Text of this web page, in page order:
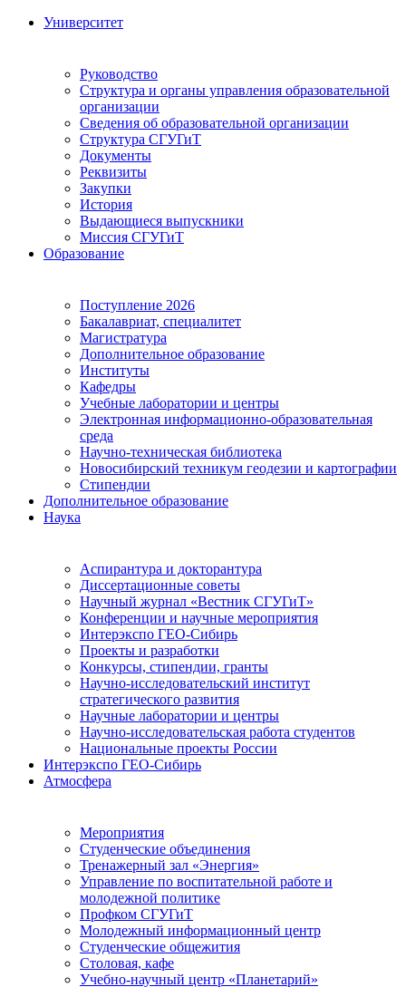
Университет
Руководство
Структура и органы управления образовательной
организации
Сведения об образовательной организации
Структура СГУГиТ
Документы
Реквизиты
Закупки
История
Выдающиеся выпускники
Миссия СГУГиТ
Образование
Поступление 2026
Бакалавриат, специалитет
Магистратура
Дополнительное образование
Институты
Кафедры
Учебные лаборатории и центры
Электронная информационно-образовательная
среда
Научно-техническая библиотека
Новосибирский техникум геодезии и картографии
Стипендии
Дополнительное образование
Наука
Аспирантура и докторантура
Диссертационные советы
Научный журнал «Вестник СГУГиТ»
Конференции и научные мероприятия
Интерэкспо ГЕО-Сибирь
Проекты и разработки
Конкурсы, стипендии, гранты
Научно-исследовательский институт
стратегического развития
Научные лаборатории и центры
Научно-исследовательская работа студентов
Национальные проекты России
Интерэкспо ГЕО-Сибирь
Атмосфера
Мероприятия
Студенческие объединения
Тренажерный зал «Энергия»
Управление по воспитательной работе и
молодежной политике
Профком СГУГиТ
Молодежный информационный центр
Студенческие общежития
Столовая, кафе
Учебно-научный центр «Планетарий»